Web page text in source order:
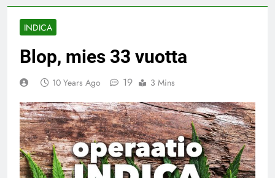
INDICA
Blop, mies 33 vuotta
10 Years Ago 19 3 Mins